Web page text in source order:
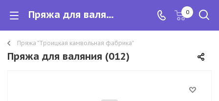
Пряжа для валяния 0
Пряжа "Троицкая камвольная фабрика"
Пряжа для валяния (012)